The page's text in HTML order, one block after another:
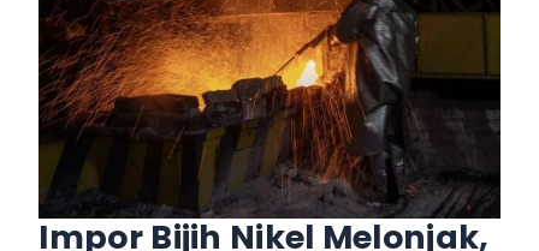
Impor Bijih Nikel Melonjak,